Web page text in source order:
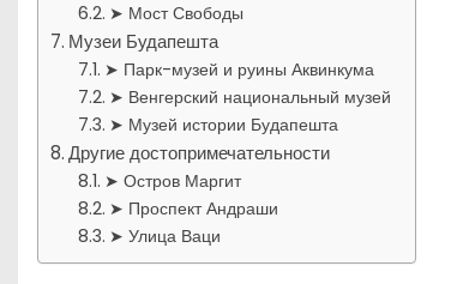
➤ Мост Свободы
Музеи Будапешта
➤ Парк-музей и руины Аквинкума
➤ Венгерский национальный музей
➤ Музей истории Будапешта
Другие достопримечательности
➤ Остров Маргит
➤ Проспект Андраши
➤ Улица Ваци